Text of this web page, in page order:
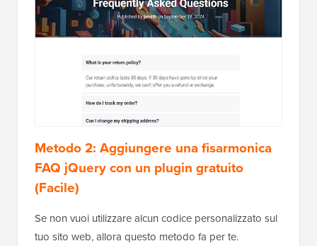
Metodo 2: Aggiungere una fisarmonica
FAQ jQuery con un plugin gratuito
(Facile)
Se non vuoi utilizzare alcun codice personalizzato sul
tuo sito web, allora questo metodo fa per te.